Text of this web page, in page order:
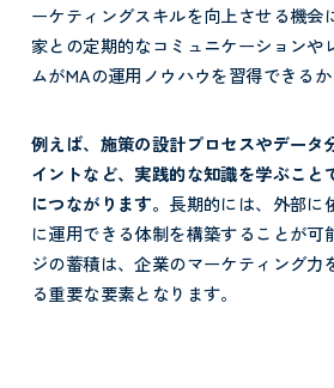
ーケティングスキルを向上させる機
家との定期的なコミュニケーション
ムがMAの運用ノウハウを習得できるか
例えば、施策の設計プロセスやデータ
イントなど、実践的な知識を学ぶこ
につながります。 長期的には、外部に
に運用できる体制を構築することが
ジの蓄積は、企業のマーケティング
る重要な要素となります。